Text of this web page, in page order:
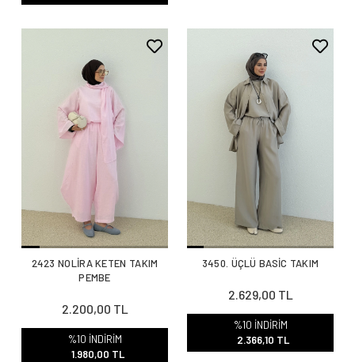
2423 NOLİRA KETEN TAKIM
PEMBE
2.200,00 TL
%10 İNDİRİM
1.980,00 TL
3450. ÜÇLÜ BASİC TAKIM
2.629,00 TL
%10 İNDİRİM
2.366,10 TL